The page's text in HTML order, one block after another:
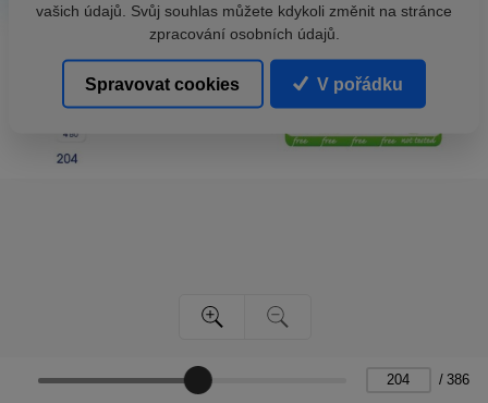
/ 386
vašich údajů. Svůj souhlas můžete kdykoli změnit na stránce
zpracování osobních údajů.
Spravovat cookies V pořádku